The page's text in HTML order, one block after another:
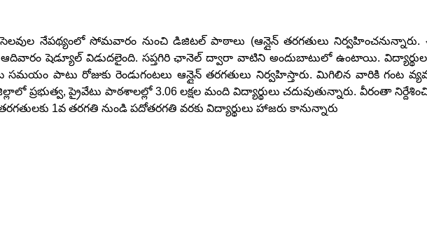
నేపథ్యంలో సోమవారం నుంచి డిజిటల్ పాఠాలు (ఆన్లైన్ తరగతులు నిర్వహించనున్నారు.
ఆదివారం షెడ్యూల్ విడుదలైంది. సప్తగిరి ఛానెల్ ద్వారా వాటిని అందుబాటులో ఉంటాయి.
పాటు రోజుకు రెండుగంటలు ఆన్లైన్ తరగతులు నిర్వహిస్తారు. మిగిలిన వారికి గంట
ప్రభుత్వ, ప్రైవేటు పాఠశాలల్లో 3.06 లక్షల మంది విద్యార్థులు చదువుతున్నారు. వీరంతా
1వ తరగతి నుండి పదోతరగతి వరకు విద్యార్థులు హాజరు కానున్నారు